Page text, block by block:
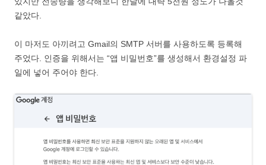
같았다.
이 마저도 아끼려고 Gmail의 SMTP 서버를 사용하도록 등록해
주었다. 인증을 위해서는 “앱 비밀번호”를 생성해서 환경설정 파
일에 넣어 주어야 한다.